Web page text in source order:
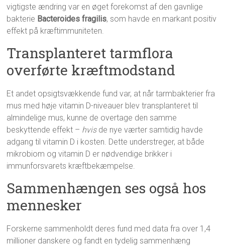
vigtigste ændring var en øget forekomst af den gavnlige
bakterie Bacteroides fragilis, som havde en markant positiv
effekt på kræftimmuniteten.
Transplanteret tarmflora
overførte kræftmodstand
Et andet opsigtsvækkende fund var, at når tarmbakterier fra
mus med høje vitamin D-niveauer blev transplanteret til
almindelige mus, kunne de overtage den samme
beskyttende effekt – hvisde nye værter samtidig havde
adgang til vitamin D i kosten. Dette understreger, at både
mikrobiom og vitamin D er nødvendige brikker i
immunforsvarets kræftbekæmpelse.
Sammenhængen ses også hos
mennesker
Forskerne sammenholdt deres fund med data fra over 1,4
millioner danskere og fandt en tydelig sammenhæng